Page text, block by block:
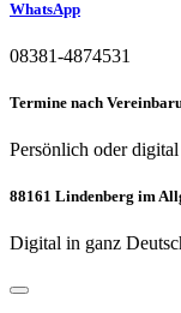
WhatsApp
08381-4874531
Termine nach
Persönlich oder digital
88161 Lindenberg im
Digital in ganz